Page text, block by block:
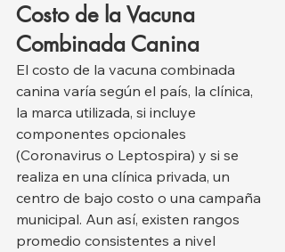
Costo de la Vacuna
Combinada Canina
El costo de la vacuna combinada
canina varía según el país, la clínica,
la marca utilizada, si incluye
componentes opcionales
(Coronavirus o Leptospira) y si se
realiza en una clínica privada, un
centro de bajo costo o una campaña
municipal. Aun así, existen rangos
promedio consistentes a nivel